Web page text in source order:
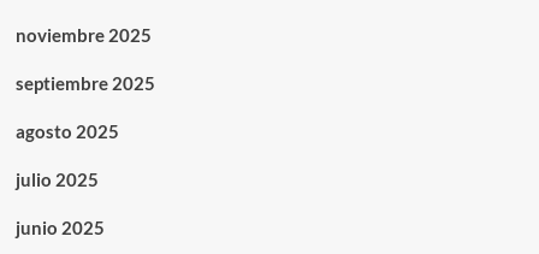
noviembre 2025
septiembre 2025
agosto 2025
julio 2025
junio 2025